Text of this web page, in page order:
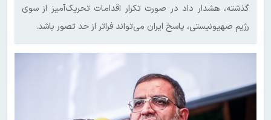
گذشته، هشدار داد در صورت تکرار اقدامات تحریک‌آمیز از سوی
رژیم صهیونیستی، پاسخ ایران می‌تواند فراتر از حد تصور باشد.